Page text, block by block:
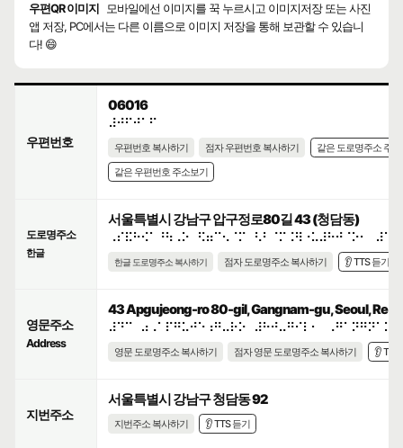
우편QR 이미지
모바일에선 이미지를 꾹 누르시고 이미지저장 또는 사진
앱 저장, PC에서는 다른 이름으로 이미지 저장을 통해 보관할 수 있습니
다! 😄
우편번호
06016
⠼⠚⠋⠚⠁⠋
우편번호 복사하기 점자 우편번호 복사하기
같은 도로명주소 주
같은 우편번호 주소보기
도로명주소
한글
서울특별시 강남구 압구정로80길 43 (청담동)
⠠⠎⠯⠓⠪⠁⠘⠳⠠⠕⠀⠫⠶⠉⠢⠈⠍⠀⠣⠃⠈⠍⠨⠻⠐⠥⠼⠓⠚⠈⠕⠂⠀⠼⠙⠉
한글 도로명주소 복사하기 점자 도로명주소 복사하기 👂 TTS 듣기
영문주소
Address
43 Apgujeong-ro 80-gil, Gangnam-gu, Seoul,
영문 도로명주소 복사하기 점자 영문 도로명주소 복사하기 👂 TTS
지번주소
서울특별시 강남구 청담동 92
지번주소 복사하기 👂 TTS 듣기